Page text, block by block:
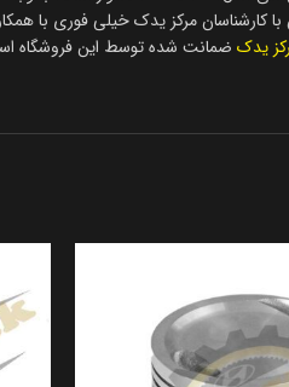
یدک ضمانت شده توسط این فروشگاه